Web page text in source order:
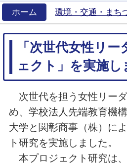
ホーム
環境・交通・まち
「次世代女性リ
ェクト」を実施し
次世代を担う女性リー
め、学校法人先端教育機
大学と関彰商事（株）に
ト研究を実施しました。
本プロジェクト研究は